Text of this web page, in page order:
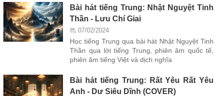
Bài hát tiếng Trung: Nhật Nguyệt Tinh
Thần - Lưu Chí Giai
07/02/2024
Học tiếng Trung qua bài hát Nhật Nguyệt Tinh
Thần qua lời tiếng Trung, phiên âm quốc tế,
phiên âm tiếng Việt và dịch nghĩa
Bài hát tiếng Trung: Rất Yêu Rất Yêu
Anh - Dư Siêu Dĩnh (COVER)